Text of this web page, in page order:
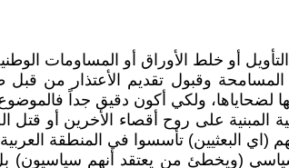
أو خلط الأوراق أو المساومات
وقبول تقديم الأعتذار من
ولكي أكون دقيق جداً
المبنية على روح أقصاء الأخرين
(اي البعثيين) تأسسوا في المنطقة
(ويخطئ من يعتقد أنهم سياسيون) بل